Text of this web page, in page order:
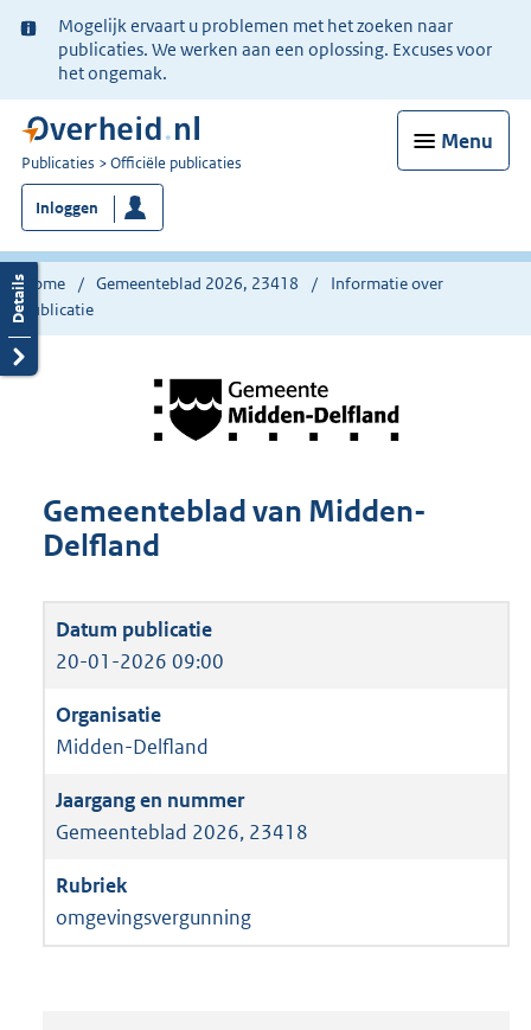
Ter
informatie:
Mogelijk ervaart u problemen met het zoeken naar
publicaties. We werken aan een oplossing. Excuses voor
het ongemak.
Menu
U
bent
nu
hier:
Publicaties Officiële publicaties
Inloggen
Home Gemeenteblad 2026, 23418
Informatie over
publicatie
Gemeenteblad van Midden-
Delfland
20-01-2026 09:00
Midden-Delfland
Gemeenteblad 2026, 23418
omgevingsvergunning